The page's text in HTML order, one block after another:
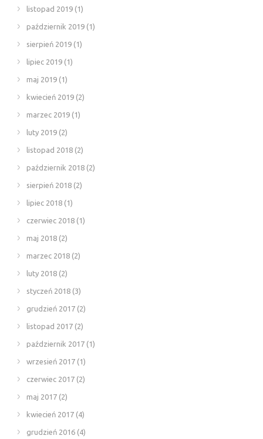
listopad 2019 (1)
październik 2019 (1)
sierpień 2019 (1)
lipiec 2019 (1)
maj 2019 (1)
kwiecień 2019 (2)
marzec 2019 (1)
luty 2019 (2)
listopad 2018 (2)
październik 2018 (2)
sierpień 2018 (2)
lipiec 2018 (1)
czerwiec 2018 (1)
maj 2018 (2)
marzec 2018 (2)
luty 2018 (2)
styczeń 2018 (3)
grudzień 2017 (2)
listopad 2017 (2)
październik 2017 (1)
wrzesień 2017 (1)
czerwiec 2017 (2)
maj 2017 (2)
kwiecień 2017 (4)
grudzień 2016 (4)